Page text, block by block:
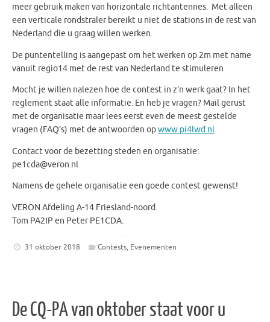
meer gebruik maken van horizontale richtantennes. Met alleen
een verticale rondstraler bereikt u niet de stations in de rest van
Nederland die u graag willen werken.
De puntentelling is aangepast om het werken op 2m met name
vanuit regio14 met de rest van Nederland te stimuleren
Mocht je willen nalezen hoe de contest in z’n werk gaat? In het
reglement staat alle informatie. En heb je vragen? Mail gerust
met de organisatie maar lees eerst even de meest gestelde
vragen (FAQ’s) met de antwoorden opwww.pi4lwd.nl
Contact voor de bezetting steden en organisatie:
pe1cda@veron.nl
Namens de gehele organisatie een goede contest gewenst!
VERON Afdeling A-14 Friesland-noord.
Tom PA2IP en Peter PE1CDA.
31 oktober 2018 Contests, Evenementen
De CQ-PA van oktober staat voor u